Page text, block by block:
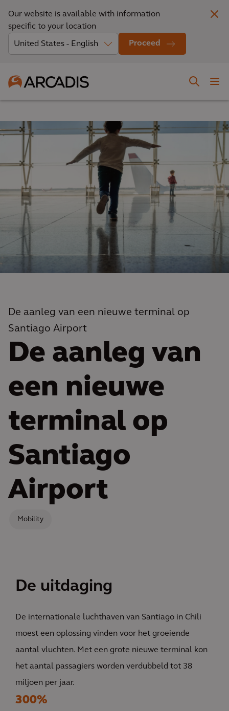
Our website is available with information
specific to your location
Proceed
De aanleg van een nieuwe terminal op
Santiago Airport
De aanleg van
een nieuwe
terminal op
Santiago
Airport
Mobility
De uitdaging
De internationale luchthaven van Santiago in Chili
moest een oplossing vinden voor het groeiende
aantal vluchten. Met een grote nieuwe terminal kon
het aantal passagiers worden verdubbeld tot 38
miljoen per jaar.
300%